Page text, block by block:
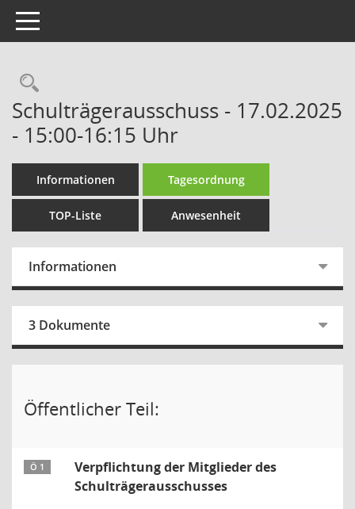
Toggle navigation
Rechercheauswahl
Schulträgerausschuss - 17.02.2025
- 15:00-16:15 Uhr
Informationen Tagesordnung
TOP-Liste Anwesenheit
Informationen
3 Dokumente
Öffentlicher Teil:
Ö 1
Verpflichtung der Mitglieder des
Schulträgerausschusses